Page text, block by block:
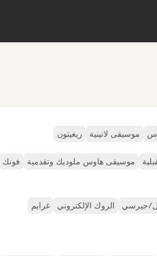
موسيقى لاتينية ريغيتون
موسيقى هاوس ملوديك وتقدمية
فونك
جيرسي الروك الإلكتروني
غرايم